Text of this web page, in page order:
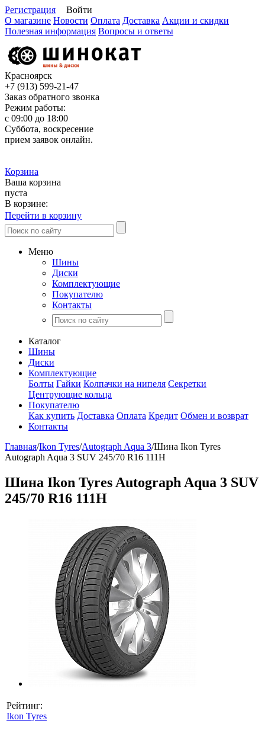
Регистрация
Войти
О магазине Новости Оплата Доставка Акции и скидки
Полезная информация Вопросы и ответы
Красноярск
+7 (913) 599-21-47
Заказ обратного звонка
Режим работы:
с 09:00 до 18:00
Суббота, воскресение
прием заявок онлайн.
Корзина
Ваша корзина
пуста
В корзине:
Перейти в корзину
Меню
Шины
Диски
Комплектующие
Покупателю
Контакты
Каталог
Шины
Диски
Комплектующие
Болты Гайки Колпачки на нипеля Секретки
Центрующие кольца
Покупателю
Как купить Доставка Оплата Кредит Обмен и возврат
Контакты
Главная/Ikon Tyres/Autograph Aqua 3/Шина Ikon Tyres
Autograph Aqua 3 SUV 245/70 R16 111H
Шина Ikon Tyres Autograph Aqua 3 SUV
245/70 R16 111H
Рейтинг:
Ikon Tyres